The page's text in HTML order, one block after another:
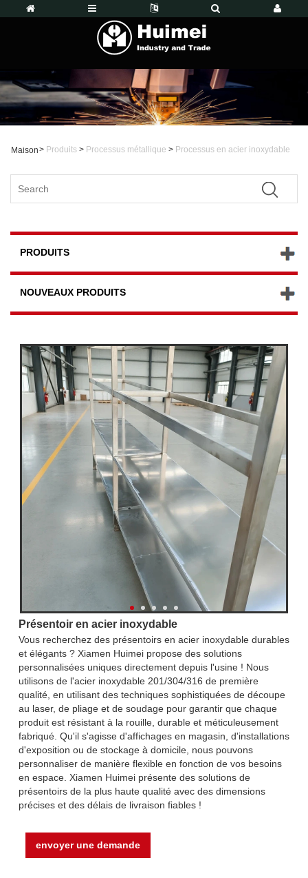
Maison> Produits > Processus métallique > Processus en acier inoxydable
PRODUITS
NOUVEAUX PRODUITS
Présentoir en acier inoxydable
Vous recherchez des présentoirs en acier inoxydable durables
et élégants ? Xiamen Huimei propose des solutions
personnalisées uniques directement depuis l'usine ! Nous
utilisons de l'acier inoxydable 201/304/316 de première
qualité, en utilisant des techniques sophistiquées de découpe
au laser, de pliage et de soudage pour garantir que chaque
produit est résistant à la rouille, durable et méticuleusement
fabriqué. Qu'il s'agisse d'affichages en magasin, d'installations
d'exposition ou de stockage à domicile, nous pouvons
personnaliser de manière flexible en fonction de vos besoins
en espace. Xiamen Huimei présente des solutions de
présentoirs de la plus haute qualité avec des dimensions
précises et des délais de livraison fiables !
envoyer une demande